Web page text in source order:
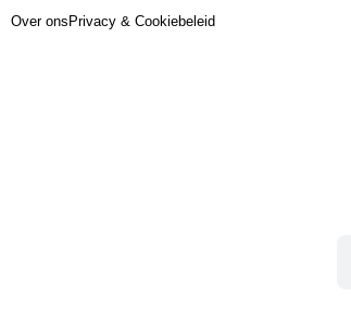
Over ons Privacy & Cookiebeleid